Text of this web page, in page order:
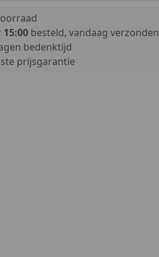
15:00besteld, vandaag verzonden
bedenktijd
prijsgarantie